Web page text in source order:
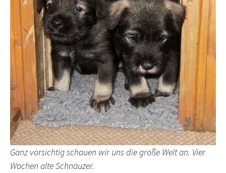
Ganz vorsichtig schauen wir uns die große Welt an. Vier
Wochen alte Schnauzer.